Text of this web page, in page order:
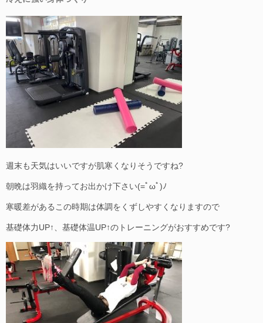
週末も天気はいいですが肌寒くなりそうですね?
朝晩は羽織を持ってお出かけ下さい(=ﾟωﾟ)ﾉ
寒暖差があるこの時期は体調をくずしやすくなりますので
基礎体力UP↑、基礎体温UP↑のトレーニングがおすすめです?